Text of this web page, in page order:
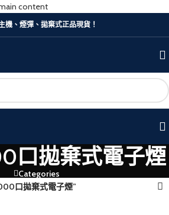
content
機、煙彈、拋棄式正品現貨！
口拋棄式電子煙
Categories
口拋棄式電子煙”